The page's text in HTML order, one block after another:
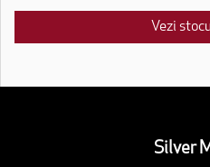
Vezi
Silver